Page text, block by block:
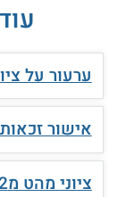
ערעור על
אישור
ציוני מהט מ2002